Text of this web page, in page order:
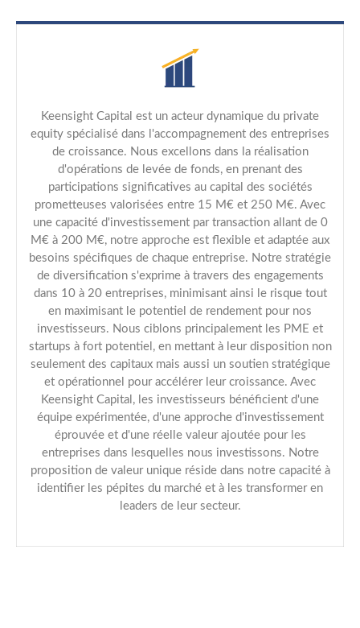
Keensight Capital est un acteur dynamique du private
equity spécialisé dans l'accompagnement des entreprises
de croissance. Nous excellons dans la réalisation
d'opérations de levée de fonds, en prenant des
participations significatives au capital des sociétés
prometteuses valorisées entre 15 M€ et 250 M€. Avec
une capacité d'investissement par transaction allant de 0
M€ à 200 M€, notre approche est flexible et adaptée aux
besoins spécifiques de chaque entreprise. Notre stratégie
de diversification s'exprime à travers des engagements
dans 10 à 20 entreprises, minimisant ainsi le risque tout
en maximisant le potentiel de rendement pour nos
investisseurs. Nous ciblons principalement les PME et
startups à fort potentiel, en mettant à leur disposition non
seulement des capitaux mais aussi un soutien stratégique
et opérationnel pour accélérer leur croissance. Avec
Keensight Capital, les investisseurs bénéficient d'une
équipe expérimentée, d'une approche d'investissement
éprouvée et d'une réelle valeur ajoutée pour les
entreprises dans lesquelles nous investissons. Notre
proposition de valeur unique réside dans notre capacité à
identifier les pépites du marché et à les transformer en
leaders de leur secteur.